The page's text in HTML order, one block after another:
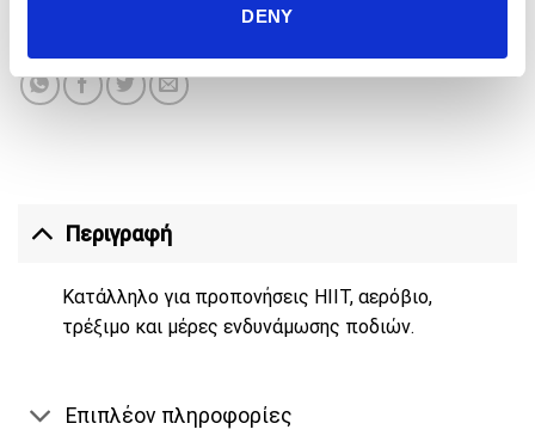
DENY
Περιγραφή
Κατάλληλο για προπονήσεις HIIT, αερόβιο,
τρέξιμο και μέρες ενδυνάμωσης ποδιών.
Επιπλέον πληροφορίες